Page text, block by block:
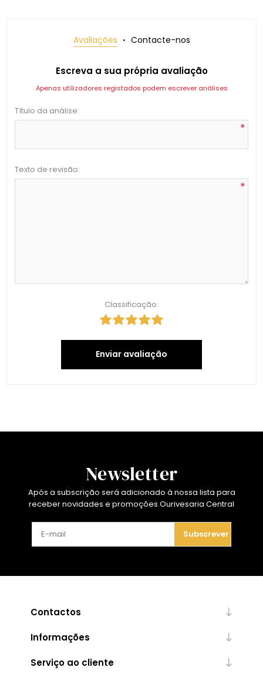
Avaliações Contacte-nos
Escreva a sua própria avaliação
Apenas utilizadores registados podem escrever análises
Título da análise:
*
Texto de revisão:
*
Classificação:
Enviar avaliação
Newsletter
Após a subscrição será adicionado à nossa lista para
receber novidades e promoções Ourivesaria Central
Subscrever
Contactos
Informações
Serviço ao cliente